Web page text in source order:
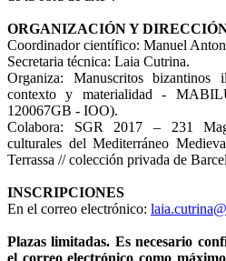
ORGANIZACIÓN Y
Coordinador científico: Manuel
Secretaria técnica: Laia Cutrina.
Organiza: Manuscritos bizantinos
contexto y materialidad -
120067GB - IOO).
Colabora: SGR 2017 – 231
culturales del Mediterráneo
Terrassa // colección privada de
INSCRIPCIONES
En el correo electrónico:
Plazas limitadas. Es necesario